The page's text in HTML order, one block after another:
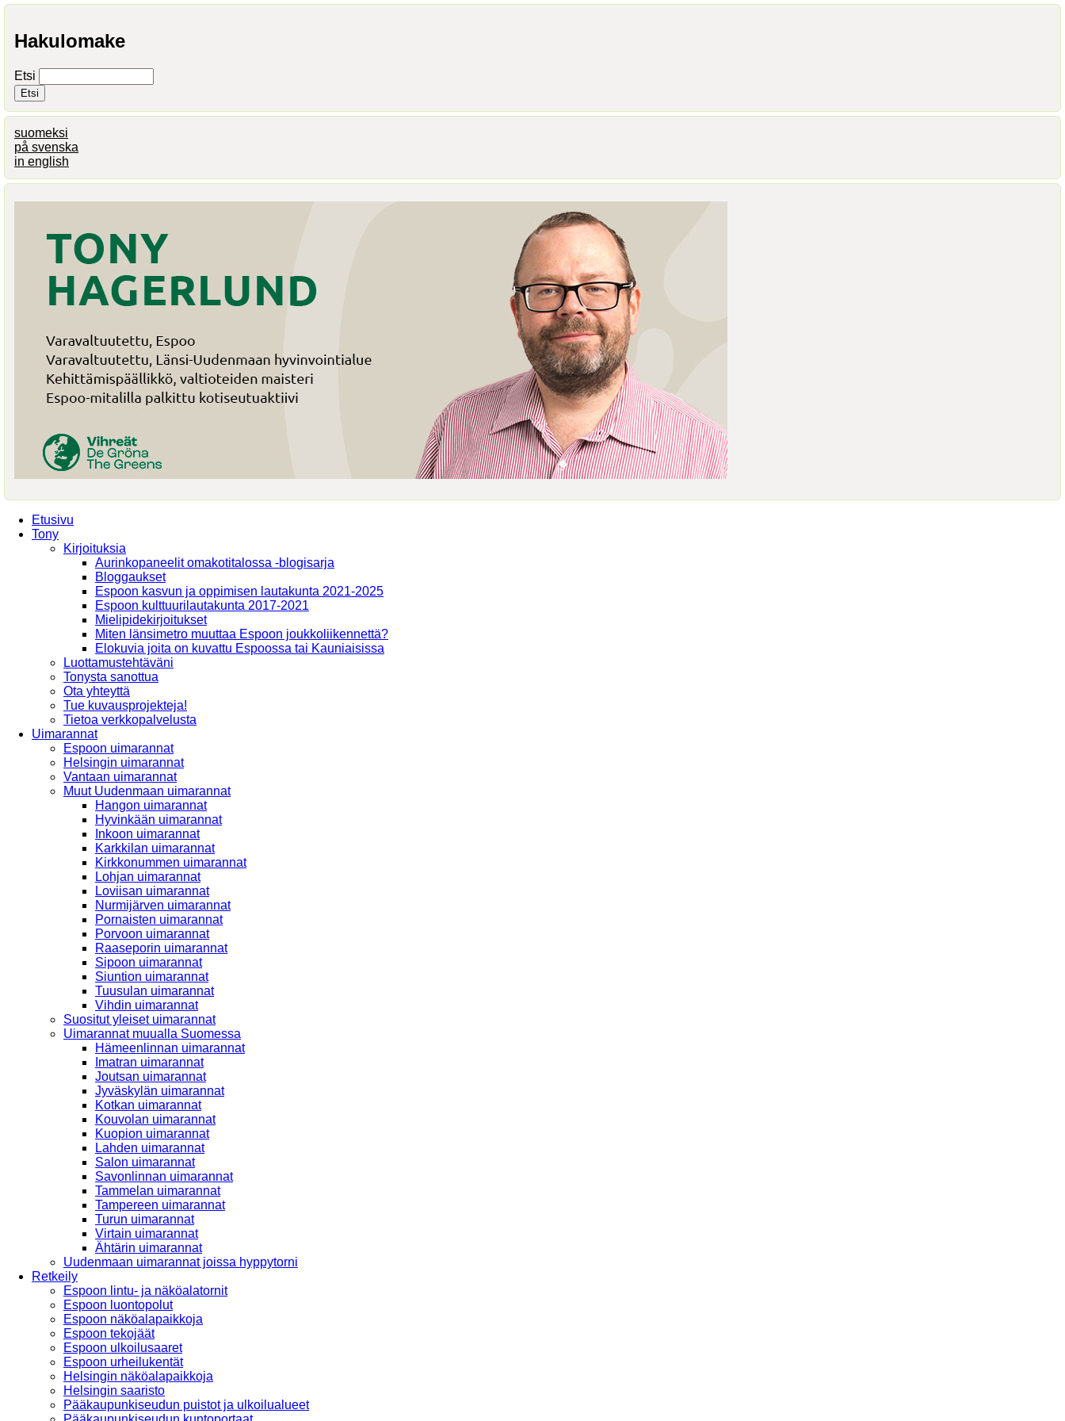
Hakulomake
Etsi
suomeksi
på svenska
in english
Etusivu
Tony
Kirjoituksia
Aurinkopaneelit omakotitalossa -blogisarja
Bloggaukset
Espoon kasvun ja oppimisen lautakunta 2021-2025
Espoon kulttuurilautakunta 2017-2021
Mielipidekirjoitukset
Miten länsimetro muuttaa Espoon joukkoliikennettä?
Elokuvia joita on kuvattu Espoossa tai Kauniaisissa
Luottamustehtäväni
Tonysta sanottua
Ota yhteyttä
Tue kuvausprojekteja!
Tietoa verkkopalvelusta
Uimarannat
Espoon uimarannat
Helsingin uimarannat
Vantaan uimarannat
Muut Uudenmaan uimarannat
Hangon uimarannat
Hyvinkään uimarannat
Inkoon uimarannat
Karkkilan uimarannat
Kirkkonummen uimarannat
Lohjan uimarannat
Loviisan uimarannat
Nurmijärven uimarannat
Pornaisten uimarannat
Porvoon uimarannat
Raaseporin uimarannat
Sipoon uimarannat
Siuntion uimarannat
Tuusulan uimarannat
Vihdin uimarannat
Suositut yleiset uimarannat
Uimarannat muualla Suomessa
Hämeenlinnan uimarannat
Imatran uimarannat
Joutsan uimarannat
Jyväskylän uimarannat
Kotkan uimarannat
Kouvolan uimarannat
Kuopion uimarannat
Lahden uimarannat
Salon uimarannat
Savonlinnan uimarannat
Tammelan uimarannat
Tampereen uimarannat
Turun uimarannat
Virtain uimarannat
Ähtärin uimarannat
Uudenmaan uimarannat joissa hyppytorni
Retkeily
Espoon lintu- ja näköalatornit
Espoon luontopolut
Espoon näköalapaikkoja
Espoon tekojäät
Espoon ulkoilusaaret
Espoon urheilukentät
Helsingin näköalapaikkoja
Helsingin saaristo
Pääkaupunkiseudun puistot ja ulkoilualueet